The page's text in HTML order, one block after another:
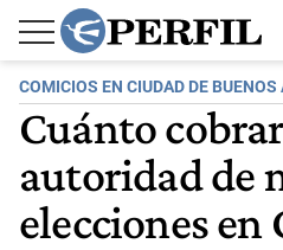
COMICIOS EN CIUDAD DE BUENOS
Cuánto
autoridad de
elecciones en